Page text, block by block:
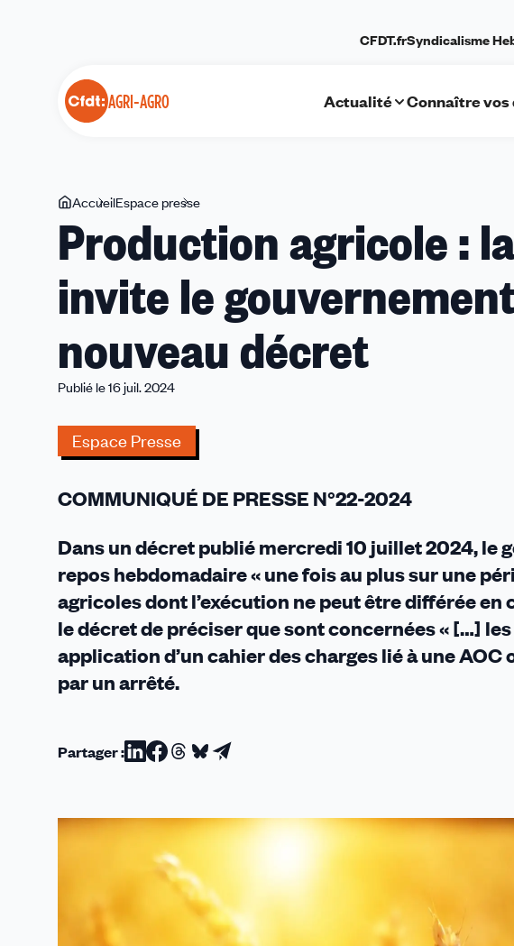
AGRI-AGRO
CFDT.frSyndicalisme
Actualité Connaître
Vous
êtes
ici
AccueilEspace presse
agricole
:
CFDT
Agri-
Agro
invite
nouveau
Production agricole :
invite le
nouveau décret
Publié le 16 juil. 2024
Espace Presse
COMMUNIQUÉ DE PRESSE N°22-2024
Dans un décret publié mercredi 10 juillet 2024, le
repos hebdomadaire « une fois au plus sur une
agricoles dont l’exécution ne peut être différée
le décret de préciser que sont concernées « […]
application d’un cahier des charges lié à une
par un arrêté.
Partager :Partager
Linkedin
Partager
Facebook
Partager
Threads
Partager
Bluesky
Partager
email